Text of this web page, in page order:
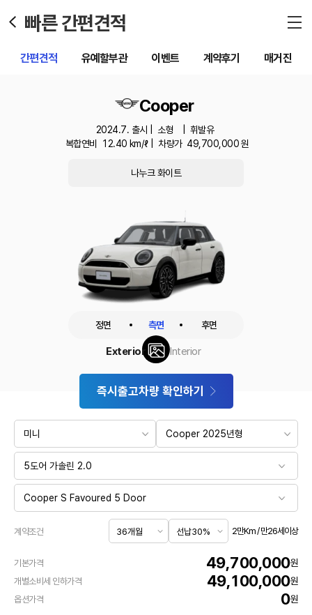
빠른 간편견적
간편견적 유예할부관 이벤트 계약후기 매거진
Cooper
2024.7. 출시 | 소형
휘발유
복합연비
12.40 km/ℓ | 차량가 49,700,000원
나누크 화이트
정면 측면 후면
Exterior Interior
즉시출고차량 확인하기
계약조건 2만Km / 만26세이상
기본가격 49,700,000원
개별소비세 인하가격 49,100,000원
옵션가격 0원